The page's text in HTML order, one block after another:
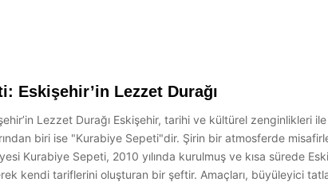
Eskişehir’in Lezzet Durağı
Lezzet Durağı Eskişehir, tarihi ve kültürel zenginlikleri
biri ise "Kurabiye Sepeti"dir. Şirin bir atmosferde
Kurabiye Sepeti, 2010 yılında kurulmuş ve kısa sürede
kendi tariflerini oluşturan bir şeftir. Amaçları, büyüleyici